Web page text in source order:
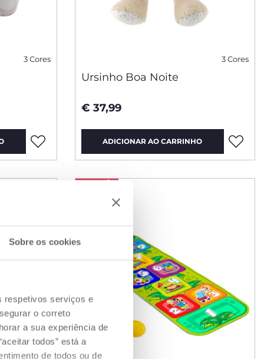
Sobre os cookies
respetivos serviços e
o correto
a sua experiência de
todos” está a
de todos ou de
3 Cores 3 Cores
Ursinho Boa Noite
€ 37,99
ADICIONAR AO CARRINHO
PROMOÇÃO